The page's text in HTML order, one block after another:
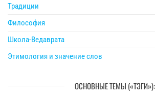
Традиции
Философия
Школа-Ведаврата
Этимология и значение слов
ОСНОВНЫЕ ТЕМЫ («ТЭГИ»):